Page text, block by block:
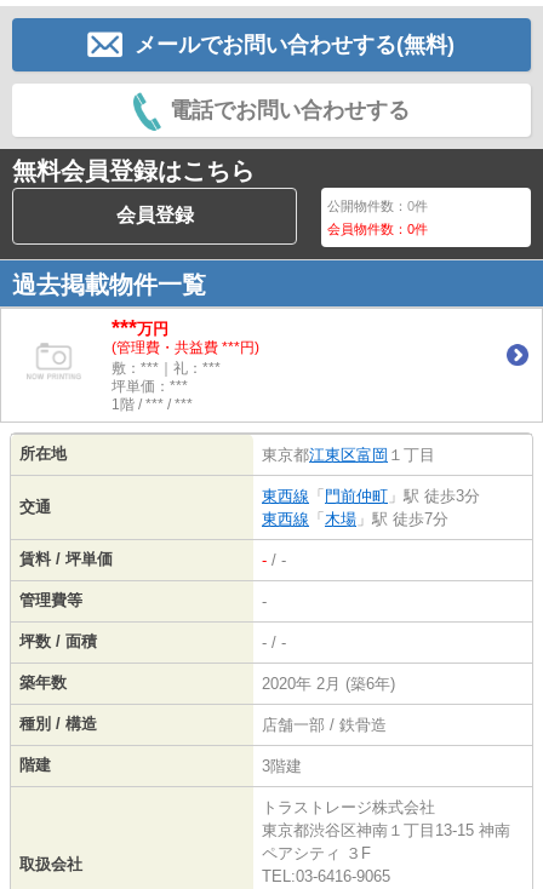
メールでお問い合わせする(無料)
電話でお問い合わせする
無料会員登録はこちら
会員登録 公開物件数：0件
会員物件数：0件
過去掲載物件一覧
***万円
(管理費・共益費 ***円)
敷：***｜礼：***
坪単価：***
1階 / *** / ***
所在地 東京都江東区富岡 １丁目
交通
東西線 「 門前仲町 」駅 徒歩3分
東西線 「 木場 」駅 徒歩7分
賃料 / 坪単価 - / -
管理費等 -
坪数 / 面積 - / -
築年数 2020年 2月 (築6年)
種別 / 構造 店舗一部 / 鉄骨造
階建 3階建
取扱会社
トラストレージ株式会社
東京都渋谷区神南１丁目13-15 神南
ペアシティ ３F
TEL:03-6416-9065